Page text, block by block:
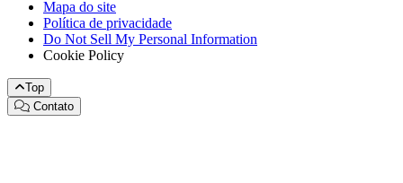
Mapa do site
Política de privacidade
Do Not Sell My Personal Information
Cookie Policy
Top
Contato